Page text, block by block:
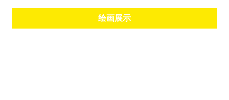
绘画展示